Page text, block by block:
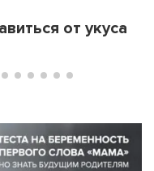
от укуса